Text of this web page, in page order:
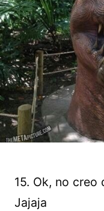
15. Ok, no creo
Jajaja